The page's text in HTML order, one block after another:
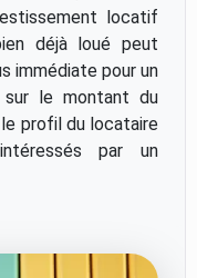
locatif
déjà loué peut
immédiate pour un
sur le montant du
profil du locataire
par un